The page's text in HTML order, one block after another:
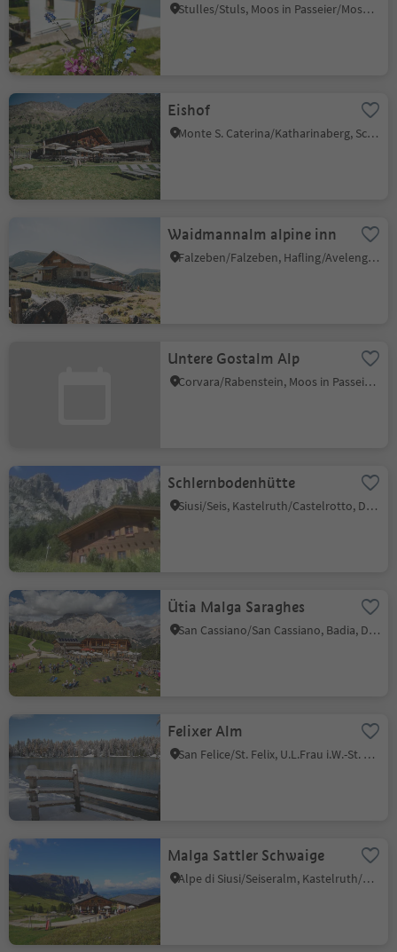
Stulles/Stuls, Moos in Passeier/Moso in Passiria, Meran/Merano and environs
Eishof
Monte S. Caterina/Katharinaberg, Schnals/Senales, Vinschgau/Val Venosta
Waidmannalm alpine inn
Falzeben/Falzeben, Hafling/Avelengo, Meran/Merano and environs
Untere Gostalm Alp
Corvara/Rabenstein, Moos in Passeier/Moso in Passiria, Meran/Merano and environs
Schlernbodenhütte
Siusi/Seis, Kastelruth/Castelrotto, Dolomites Region Seiser Alm
Ütia Malga Saraghes
San Cassiano/San Cassiano, Badia, Dolomites Region Alta Badia
Felixer Alm
San Felice/St. Felix, U.L.Frau i.W.-St. Felix/Senale-S.Felice, Meran/Merano and environs
Malga Sattler Schwaige
Alpe di Siusi/Seiseralm, Kastelruth/Castelrotto, Dolomites Region Seiser Alm